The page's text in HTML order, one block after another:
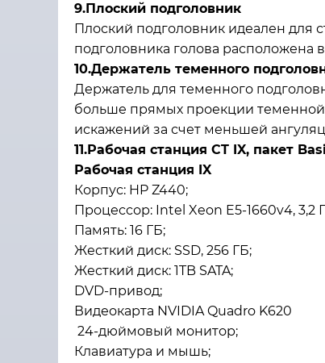
9.Плоский подголовник
Плоский подголовник идеален для
подголовника голова расположена
10.Держатель теменного
Держатель для теменного
больше прямых проекции теменной
искажений за счет меньшей
11.Рабочая станция CT IX, пакет
Рабочая станция IX
Корпус: HP Z440;
Процессор: Intel Xeon E5-1660v4, 3,2
Память: 16 ГБ;
Жесткий диск: SSD, 256 ГБ;
Жесткий диск: 1TB SATA;
DVD-привод;
Видеокарта NVIDIA Quadro K620
24-дюймовый монитор;
Клавиатура и мышь;